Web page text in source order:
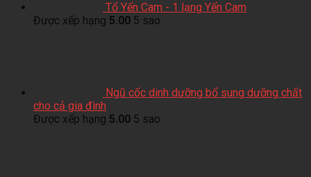
Tổ Yến Cam - 1 lạng Yến Cam
Được xếp hạng 5.00 5 sao
Ngũ cốc dinh dưỡng bổ sung dưỡng chất
cho cả gia đình
Được xếp hạng 5.00 5 sao